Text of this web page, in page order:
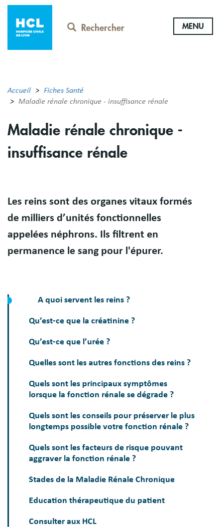
Aller
contenu
principal
Rechercher MENU
Accueil
Fiches Santé
Maladie rénale chronique - insuffisance rénale
Maladie rénale chronique -
insuffisance rénale
Résumé
Les reins sont des organes vitaux formés
de milliers d’unités fonctionnelles
appelées néphrons. Ils filtrent en
permanence le sang pour l'épurer.
A quoi servent les reins ?
Qu’est-ce que la créatinine ?
Qu’est-ce que l’urée ?
Quelles sont les autres fonctions des reins ?
Quels sont les principaux symptômes
lorsque la fonction rénale se dégrade ?
Quels sont les conseils pour préserver le plus
longtemps possible votre fonction rénale ?
Quels sont les facteurs de risque pouvant
aggraver la fonction rénale ?
Stades de la Maladie Rénale Chronique
Education thérapeutique du patient
Consulter aux HCL